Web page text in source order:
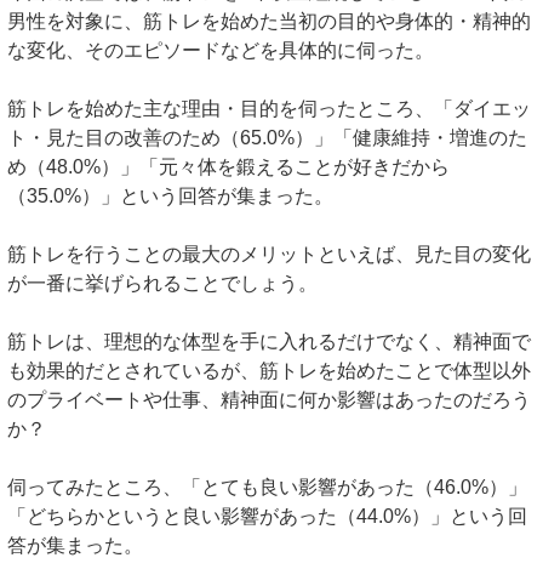
男性を対象に、筋トレを始めた当初の目的や身体的・精神的
な変化、そのエピソードなどを具体的に伺った。
筋トレを始めた主な理由・目的を伺ったところ、「ダイエッ
ト・見た目の改善のため（65.0%）」「健康維持・増進のた
め（48.0%）」「元々体を鍛えることが好きだから
（35.0%）」という回答が集まった。
筋トレを行うことの最大のメリットといえば、見た目の変化
が一番に挙げられることでしょう。
筋トレは、理想的な体型を手に入れるだけでなく、精神面で
も効果的だとされているが、筋トレを始めたことで体型以外
のプライベートや仕事、精神面に何か影響はあったのだろう
か？
伺ってみたところ、「とても良い影響があった（46.0%）」
「どちらかというと良い影響があった（44.0%）」という回
答が集まった。